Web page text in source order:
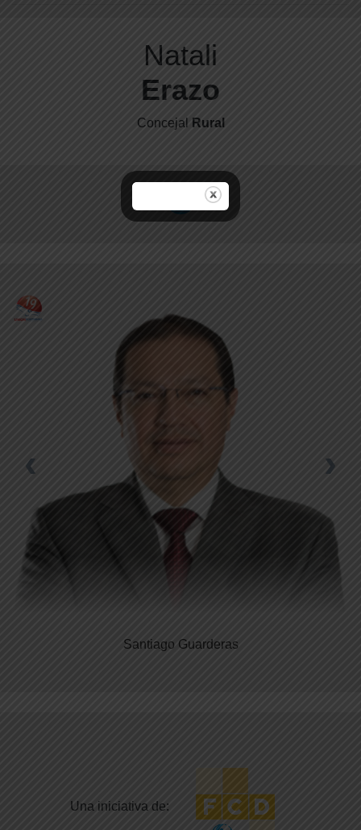
Natali
Erazo
Concejal Rural
Santiago Guarderas
‹ ›
Una iniciativa de: